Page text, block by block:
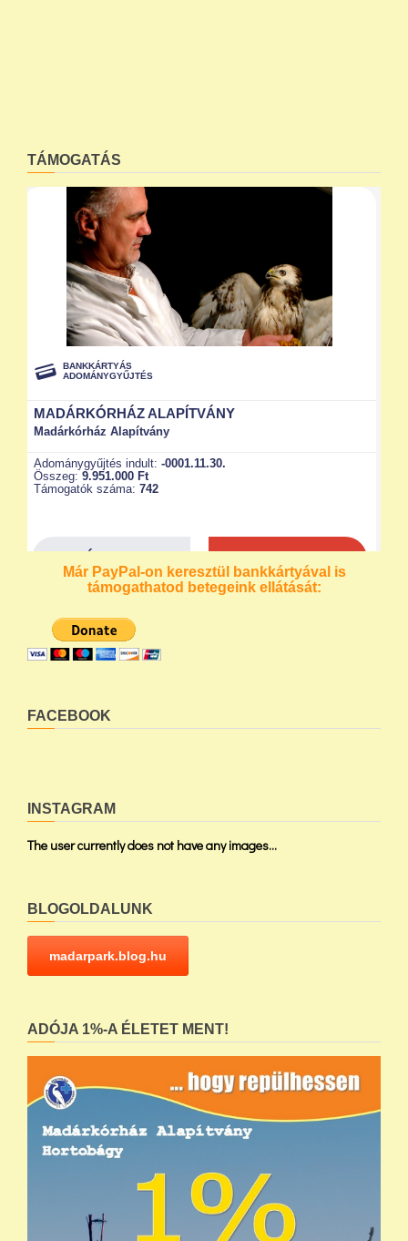
TÁMOGATÁS
Már PayPal-on keresztül bankkártyával is
támogathatod betegeink ellátását:
FACEBOOK
INSTAGRAM
The user currently does not have any images...
BLOGOLDALUNK
madarpark.blog.hu
ADÓJA 1%-A ÉLETET MENT!